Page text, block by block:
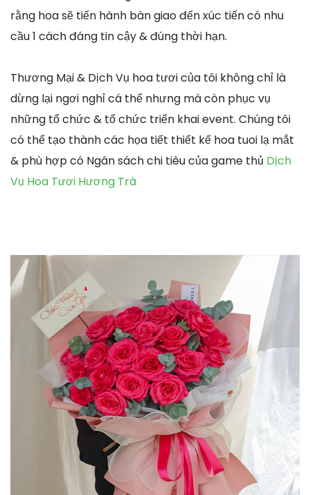
rằng hoa sẽ tiến hành bàn giao đến xúc tiến có nhu
cầu 1 cách đáng tin cậy & đúng thời hạn.
Thương Mại & Dịch Vụ hoa tươi của tôi không chỉ là
dừng lại ngơi nghỉ cá thể nhưng mà còn phục vụ
những tổ chức & tổ chức triển khai event. Chúng tôi
có thể tạo thành các họa tiết thiết kế hoa tuoi lạ mắt
& phù hợp có Ngân sách chi tiêu của game thủ Dịch
Vụ Hoa Tươi Hương Trà